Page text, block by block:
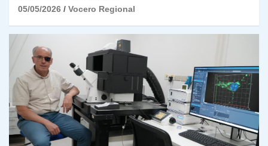
05/05/2026 Vocero Regional